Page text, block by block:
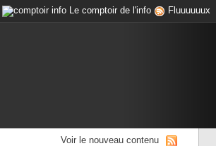
Le comptoir de l'info Fluuuuuux
Voir le nouveau contenu